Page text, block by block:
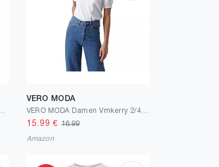
VERO MODA
15.99 € 16.99
Amazon